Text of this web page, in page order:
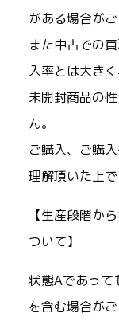
がある場合がご
また中古での
入率とは大き
未開封商品の
ん。
ご購入、ご購
理解頂いた上で
【生産段階か
ついて】
状態Aであって
を含む場合が